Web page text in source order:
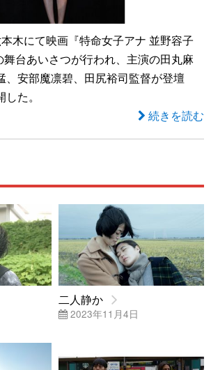
木にて映画『特命女子アナ 並野容子
舞台あいさつが行われ、主演の田丸麻
、安部魔凛碧、田尻裕司監督が登壇
た。
続きを読む
二人静か
2023年11月4日